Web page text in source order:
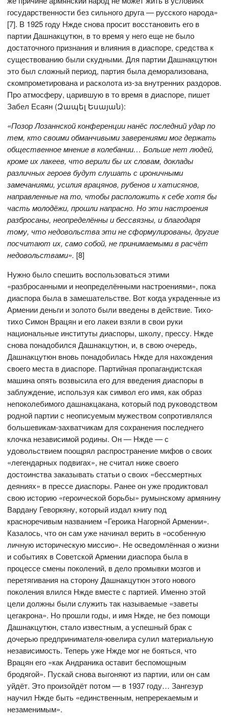
государственности без сильного друга — русского народа»
[7]. В 1925 году Нжде снова просит восстановить его в
партии Дашнакцутюн, в то время у него еще не было
достаточного признания и влияния в диаспоре, средства к
существованию были скудными. Для партии Дашнакцутюн
это был сложный период, партия была деморализована,
скомпрометирована и расколота из-за внутренних раздоров.
Про атмосферу, царившую в то время в диаспоре, пишет
Забел Есаян (Զապել Եսայան):
«Позор Лозаннской конференции нанёс последний удар по
тем, кто своими обманчивыми заверениями мог держать
общественное мнение в колебании… Больше нет людей,
кроме их лакеев, что верили бы их словам, доклады
различных героев будут слушать с ироничными
замечаниями, усилия врацянов, рубенов и хатисянов,
направленные на то, чтобы расположить к себе хотя бы
часть молодёжи, прошли напрасно. Но эти настроения
разбросаны, неопределённы и бессвязны, и благодаря
тому, что недовольства эти не сформулированы, другие
посчитают их, само собой, не принимаемыми в расчёт
недовольствами». [8]
Нужно было спешить воспользоваться этими
«разбросанными и неопределёнными настроениями», пока
диаспора была в замешательстве. Вот когда украденные из
Армении деньги и золото были введены в действие. Тихо-
тихо Симон Врацян и его лакеи взяли в свои руки
национальные институты диаспоры, школу, прессу. Нжде
снова понадобился Дашнакцутюн, и, в свою очередь,
Дашнакцутюн вновь понадобилась Нжде для нахождения
своего места в диаспоре. Партийная пропагандистская
машина опять возвысила его для введения диаспоры в
заблуждение, используя как символ его имя, как образ
непоколебимого дашнакцакана, который под руководством
родной партии с неописуемым мужеством сопротивлялся
большевикам-захватчикам для сохранения последнего
клочка независимой родины. Он — Нжде — с
удовольствием поощрял распространение мифов о своих
«легендарных подвигах», не считал ниже своего
достоинства заказывать статьи о своих «бессмертных
деяниях» в прессе диаспоры. Ранее он уже продиктовал
свою историю «героической борьбы» румынскому армянину
Вардану Геворкяну, который издал книгу под
красноречивым названием «Героика Нагорной Армении».
Казалось, что он сам уже начинал верить в «особенную
личную историческую миссию». Не осведомлённая о жизни
и событиях в Советской Армении диаспора была в
процессе смены поколений, в дело промывки мозгов и
перетягивания на сторону Дашнакцутюн этого нового
поколения влился Нжде вместе с партией. Именно этой
цели должны были служить так называемые «заветы
цегакрона». Но прошли годы, и имя Нжде, не без помощи
Дашнакцутюн, стало известным, а успешный брак с
дочерью предпринимателя-ювелира сулил материальную
независимость. Теперь уже Нжде мог не бояться, что
Врацян его «как Андраника оставит беспомощным
бродягой». Пускай снова выгоняют из партии, или он сам
уйдёт. Это произойдёт потом — в 1937 году… Зангезур
научил Нжде быть «единственным, непререкаемым и
незаменимым».